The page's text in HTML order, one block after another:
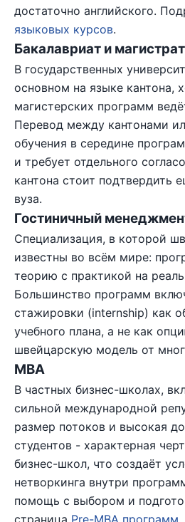
достаточно английского.
языковых курсов.
Бакалавриат и
В государственных
основном на языке кантона,
магистерских программ
Перевод между кантонами
обучения в середине
и требует отдельного
кантона стоит подтвердить
вуза.
Гостиничный
Специализация, в которой
известны во всём мире:
теорию с практикой на
Большинство программ
стажировки (internship) как
учебного плана, а не как
швейцарскую модель от
MBA
В частных бизнес-школах,
сильной международной
размер потоков и высокая
студентов - характерная
бизнес-школ, что создаёт
нетворкинга внутри
помощь с выбором и
страница Pre-MBA программ